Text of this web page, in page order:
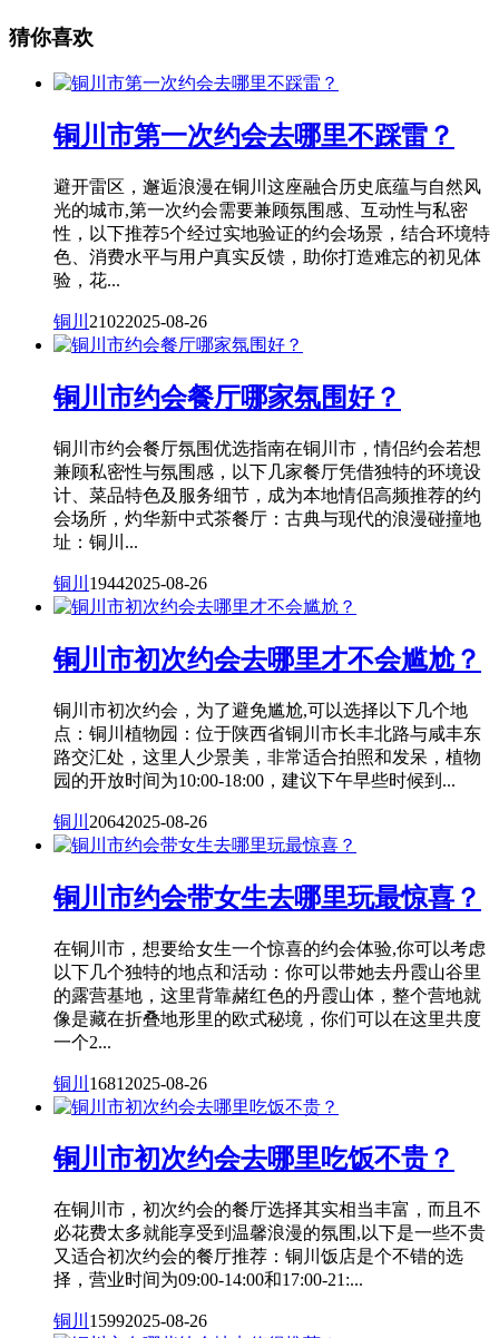
猜你喜欢
铜川市第一次约会去哪里不踩雷？
避开雷区，邂逅浪漫在铜川这座融合历史底蕴与自然风
光的城市,第一次约会需要兼顾氛围感、互动性与私密
性，以下推荐5个经过实地验证的约会场景，结合环境特
色、消费水平与用户真实反馈，助你打造难忘的初见体
验，花...
铜川 21022025-08-26
铜川市约会餐厅哪家氛围好？
铜川市约会餐厅氛围优选指南在铜川市，情侣约会若想
兼顾私密性与氛围感，以下几家餐厅凭借独特的环境设
计、菜品特色及服务细节，成为本地情侣高频推荐的约
会场所，灼华新中式茶餐厅：古典与现代的浪漫碰撞地
址：铜川...
铜川 19442025-08-26
铜川市初次约会去哪里才不会尴尬？
铜川市初次约会，为了避免尴尬,可以选择以下几个地
点：铜川植物园：位于陕西省铜川市长丰北路与咸丰东
路交汇处，这里人少景美，非常适合拍照和发呆，植物
园的开放时间为10:00-18:00，建议下午早些时候到...
铜川 20642025-08-26
铜川市约会带女生去哪里玩最惊喜？
在铜川市，想要给女生一个惊喜的约会体验,你可以考虑
以下几个独特的地点和活动：你可以带她去丹霞山谷里
的露营基地，这里背靠赭红色的丹霞山体，整个营地就
像是藏在折叠地形里的欧式秘境，你们可以在这里共度
一个2...
铜川 1681 2025-08-26
铜川市初次约会去哪里吃饭不贵？
在铜川市，初次约会的餐厅选择其实相当丰富，而且不
必花费太多就能享受到温馨浪漫的氛围,以下是一些不贵
又适合初次约会的餐厅推荐：铜川饭店是个不错的选
择，营业时间为09:00-14:00和17:00-21:...
铜川 15992025-08-26